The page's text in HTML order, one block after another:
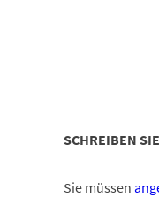
SCHREIBEN
Sie müssen